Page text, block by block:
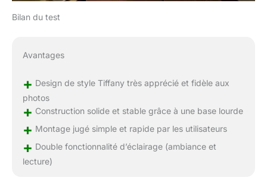
Bilan du test
Avantages
+ Design de style Tiffany très apprécié et fidèle aux
photos
+ Construction solide et stable grâce à une base lourde
+ Montage jugé simple et rapide par les utilisateurs
+ Double fonctionnalité d’éclairage (ambiance et
lecture)